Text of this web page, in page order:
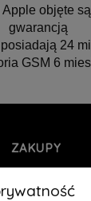
objęte
gwarancją
posiadają 24
GSM 6
ZAKUPY